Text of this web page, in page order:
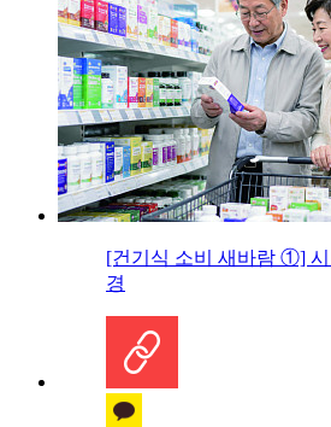
[건기식 소비 새바람 ①]
경